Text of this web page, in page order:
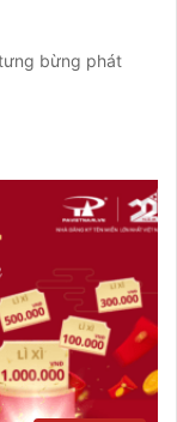
bừng phát